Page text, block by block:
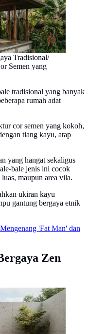
Tradisional/
Semen yang
tradisional yang banyak
rumah adat
cor semen yang kokoh,
tiang kayu, atap
yang hangat sekaligus
bale jenis ini cocok
maupun area vila.
ukiran kayu
gantung bergaya etnik
'Fat Man' dan
Zen